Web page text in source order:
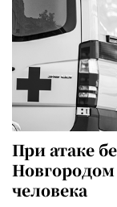
При атаке
человека